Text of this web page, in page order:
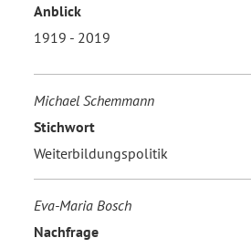
Anblick
1919 - 2019
Michael Schemmann
Stichwort
Weiterbildungspolitik
Eva-Maria Bosch
Nachfrage